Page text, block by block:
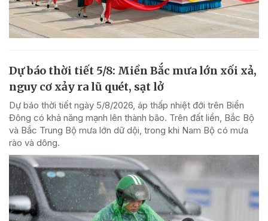
Dự báo thời tiết 5/8: Miền Bắc mưa lớn xối xả,
nguy cơ xảy ra lũ quét, sạt lở
Dự báo thời tiết ngày 5/8/2026, áp thấp nhiệt đới trên Biển
Đông có khả năng mạnh lên thành bão. Trên đất liền, Bắc Bộ
và Bắc Trung Bộ mưa lớn dữ dội, trong khi Nam Bộ có mưa
rào và dông.